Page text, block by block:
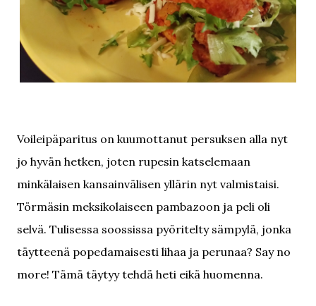
Voileipäparitus on kuumottanut persuksen alla nyt
jo hyvän hetken, joten rupesin katselemaan
minkälaisen kansainvälisen yllärin nyt valmistaisi.
Törmäsin meksikolaiseen pambazoon ja peli oli
selvä. Tulisessa soossissa pyöritelty sämpylä, jonka
täytteenä popedamaisesti lihaa ja perunaa? Say no
more! Tämä täytyy tehdä heti eikä huomenna.